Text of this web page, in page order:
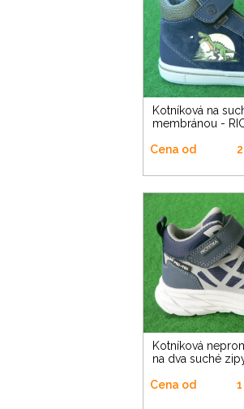
Kotníková na suché zipy s
membránou -
Cena od
Kotníková nepromokavá botka
na dva suché
Cena od